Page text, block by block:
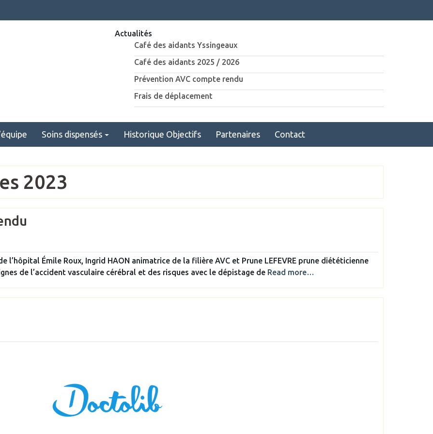
Actualités
Café des aidants Yssingeaux
Café des aidants 2025 / 2026
Prévention AVC compte rendu
Frais de déplacement
Soins dispensés Historique Objectifs Partenaires Contact
2023
l’hôpital Émile Roux, Ingrid HAON animatrice de la filière AVC et Prune LEFEVRE prune diététicienne
de l’accident vasculaire cérébral et des risques avec le dépistage de Read more…